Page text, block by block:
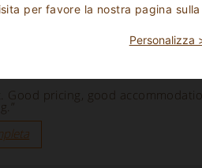
per favore la nostra pagina sulla
Personalizza
Good pricing, good